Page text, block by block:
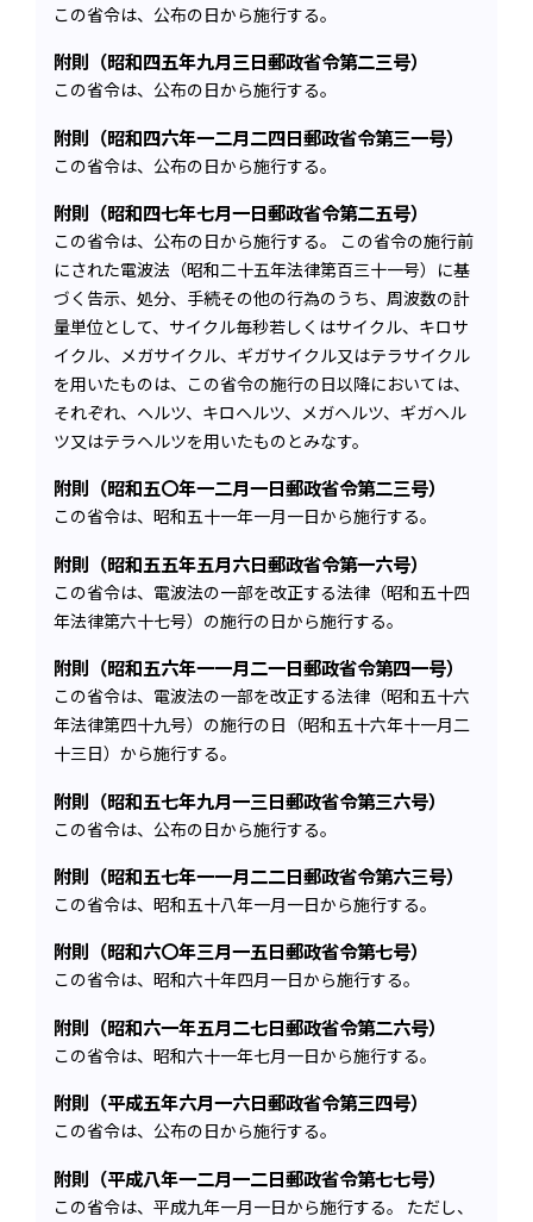
この省令は、公布の日から施行する。
附則（昭和四五年九月三日郵政省令第二三号）
この省令は、公布の日から施行する。
附則（昭和四六年一二月二四日郵政省令第三一号）
この省令は、公布の日から施行する。
附則（昭和四七年七月一日郵政省令第二五号）
この省令は、公布の日から施行する。 この省令の施行前
にされた電波法（昭和二十五年法律第百三十一号）に基
づく告示、処分、手続その他の行為のうち、周波数の計
量単位として、サイクル毎秒若しくはサイクル、キロサ
イクル、メガサイクル、ギガサイクル又はテラサイクル
を用いたものは、この省令の施行の日以降においては、
それぞれ、ヘルツ、キロヘルツ、メガヘルツ、ギガヘル
ツ又はテラヘルツを用いたものとみなす。
附則（昭和五〇年一二月一日郵政省令第二三号）
この省令は、昭和五十一年一月一日から施行する。
附則（昭和五五年五月六日郵政省令第一六号）
この省令は、電波法の一部を改正する法律（昭和五十四
年法律第六十七号）の施行の日から施行する。
附則（昭和五六年一一月二一日郵政省令第四一号）
この省令は、電波法の一部を改正する法律（昭和五十六
年法律第四十九号）の施行の日（昭和五十六年十一月二
十三日）から施行する。
附則（昭和五七年九月一三日郵政省令第三六号）
この省令は、公布の日から施行する。
附則（昭和五七年一一月二二日郵政省令第六三号）
この省令は、昭和五十八年一月一日から施行する。
附則（昭和六〇年三月一五日郵政省令第七号）
この省令は、昭和六十年四月一日から施行する。
附則（昭和六一年五月二七日郵政省令第二六号）
この省令は、昭和六十一年七月一日から施行する。
附則（平成五年六月一六日郵政省令第三四号）
この省令は、公布の日から施行する。
附則（平成八年一二月一二日郵政省令第七七号）
この省令は、平成九年一月一日から施行する。 ただし、